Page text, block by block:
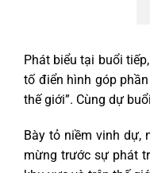
Phát biểu tại buổi
tố điển hình góp
thế giới”. Cùng dự
Bày tỏ niềm vinh dự,
mừng trước sự phát